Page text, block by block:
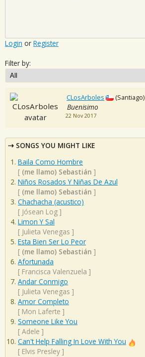
Login or Register
Filter by:
CLosArboles (Santiago)
Buenisimo
22 Nov 2017
SONGS YOU MIGHT LIKE
Baila Como Hombre
[ (me llamo) Sebastián ]
Niños Rosados Y Niñas De Azul
[ (me llamo) Sebastián ]
Chachacha (acustico)
[ Jósean Log ]
Limon Y Sal
[ Julieta Venegas ]
Esta Bien Ser Lo Peor
[ (me llamo) Sebastián ]
Afortunada
[ Francisca Valenzuela ]
Andar Conmigo
[ Julieta Venegas ]
Amor Completo
[ Mon Laferte ]
Someone Like You
[ Adele ]
Can't Help Falling In Love With You
[ Elvis Presley ]